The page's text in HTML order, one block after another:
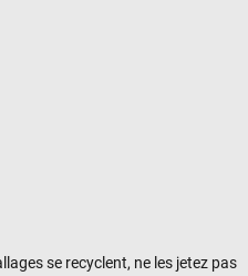
se recyclent, ne les jetez pas